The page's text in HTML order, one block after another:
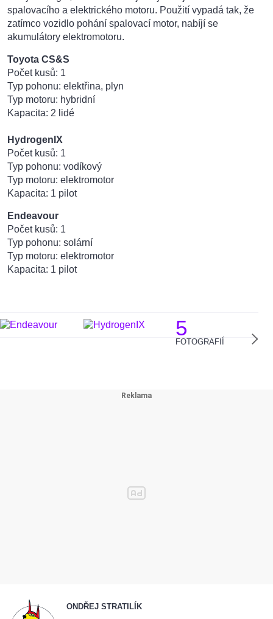
spalovacího a elektrického motoru. Použití vypadá tak, že
zatímco vozidlo pohání spalovací motor, nabíjí se
akumulátory elektromotoru.
Toyota CS&S
Počet kusů: 1
Typ pohonu: elektřina, plyn
Typ motoru: hybridní
Kapacita: 2 lidé
HydrogenIX
Počet kusů: 1
Typ pohonu: vodíkový
Typ motoru: elektromotor
Kapacita: 1 pilot
Endeavour
Počet kusů: 1
Typ pohonu: solární
Typ motoru: elektromotor
Kapacita: 1 pilot
5
FOTOGRAFIÍ
ONDŘEJ STRATILÍK